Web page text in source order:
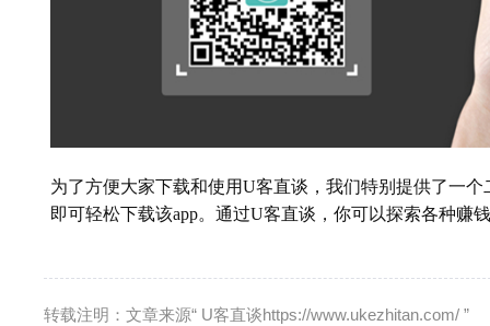
为了方便大家下载和使用U客直谈，我们特别提供了一
即可轻松下载该app。通过U客直谈，你可以探索各种赚
转载注明：文章来源“ U客直谈https://www.ukezhitan.com/ ”